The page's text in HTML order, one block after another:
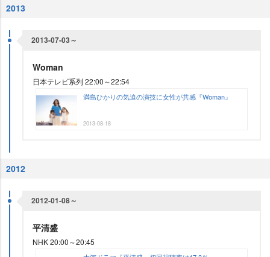
2013
2013-07-03～
Woman
日本テレビ系列 22:00～22:54
満島ひかりの気迫の演技に女性が共感『Woman』
2013-08-18
2012
2012-01-08～
平清盛
NHK 20:00～20:45